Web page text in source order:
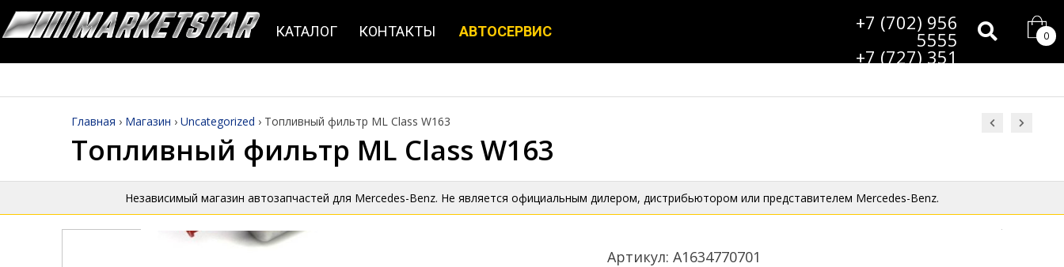
КАТАЛОГ КОНТАКТЫ АВТОСЕРВИС +7 (702) 956
5555
+7 (727) 351
Главная › Магазин › Uncategorized › Топливный фильтр ML Class W163
Топливный фильтр ML Class W163
Независимый магазин автозапчастей для Mercedes-Benz. Не является официальным дилером, дистрибьютором или представителем Mercedes-Benz.
Артикул: A1634770701
0